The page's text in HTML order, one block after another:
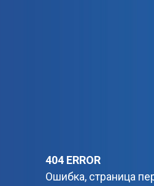
404 ERROR
Ошибка, страница